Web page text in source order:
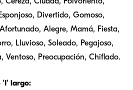
Divertido, Gomoso,
Alegre, Mamá, Fiesta,
Lluvioso, Soleado, Pegajoso,
Ventoso, Preocupación, Chiflado.
'I' largo: